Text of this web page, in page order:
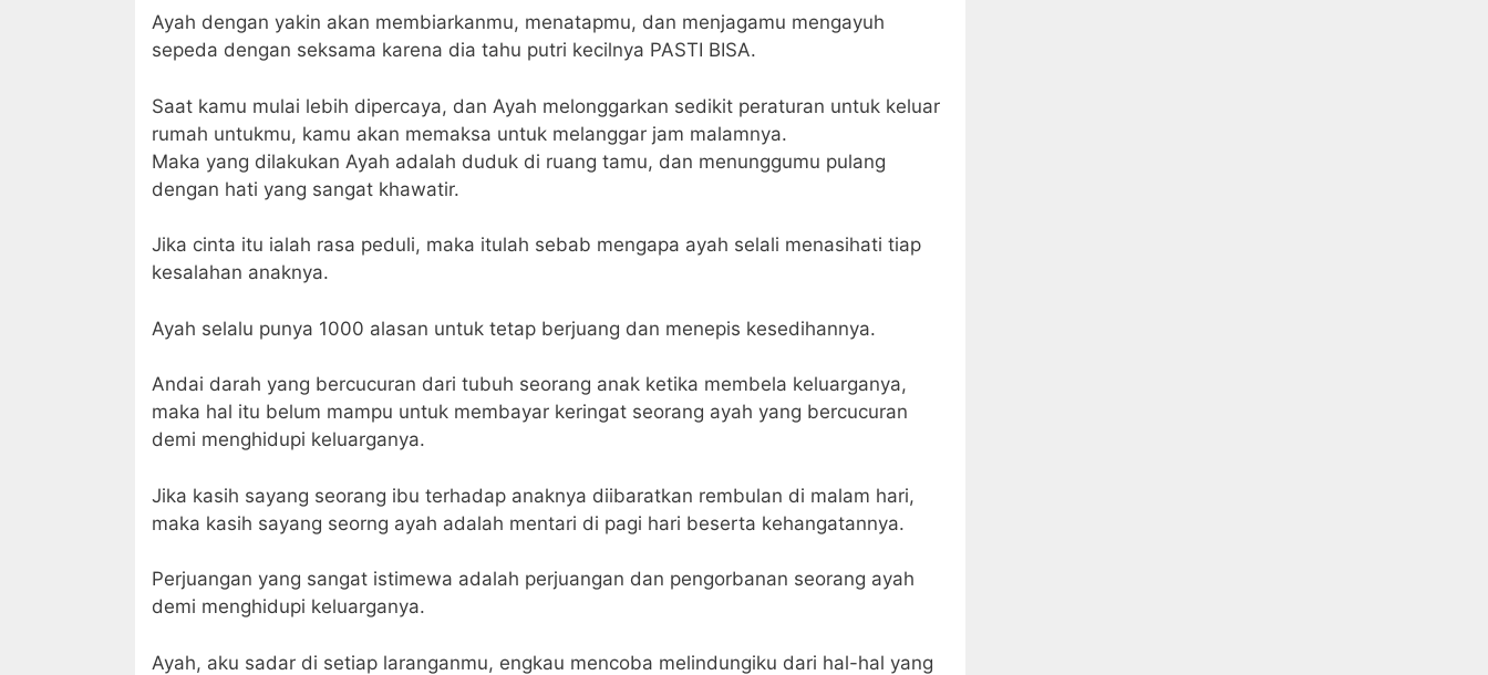
Ayah dengan yakin akan membiarkanmu, menatapmu, dan menjagamu mengayuh
sepeda dengan seksama karena dia tahu putri kecilnya PASTI BISA.
Saat kamu mulai lebih dipercaya, dan Ayah melonggarkan sedikit peraturan untuk keluar
rumah untukmu, kamu akan memaksa untuk melanggar jam malamnya.
Maka yang dilakukan Ayah adalah duduk di ruang tamu, dan menunggumu pulang
dengan hati yang sangat khawatir.
Jika cinta itu ialah rasa peduli, maka itulah sebab mengapa ayah selali menasihati tiap
kesalahan anaknya.
Ayah selalu punya 1000 alasan untuk tetap berjuang dan menepis kesedihannya.
Andai darah yang bercucuran dari tubuh seorang anak ketika membela keluarganya,
maka hal itu belum mampu untuk membayar keringat seorang ayah yang bercucuran
demi menghidupi keluarganya.
Jika kasih sayang seorang ibu terhadap anaknya diibaratkan rembulan di malam hari,
maka kasih sayang seorng ayah adalah mentari di pagi hari beserta kehangatannya.
Perjuangan yang sangat istimewa adalah perjuangan dan pengorbanan seorang ayah
demi menghidupi keluarganya.
Ayah, aku sadar di setiap laranganmu, engkau mencoba melindungiku dari hal-hal yang